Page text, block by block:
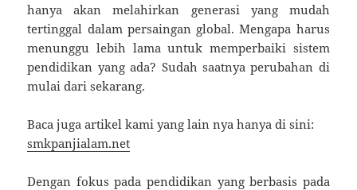
hanya akan melahirkan generasi yang mudah
tertinggal dalam persaingan global. Mengapa harus
menunggu lebih lama untuk memperbaiki sistem
pendidikan yang ada? Sudah saatnya perubahan di
mulai dari sekarang.
Baca juga artikel kami yang lain nya hanya di sini:
smkpanjialam.net
Dengan fokus pada pendidikan yang berbasis pada